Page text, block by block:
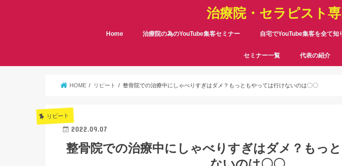
治療院・セラピスト
Home 治療院の為のYouTube集客セミナー 自宅でYouTube集客を全て知
セミナー一覧 代表の紹介
HOME リピート 整骨院での治療中にしゃべりすぎはダメ？もっともやっては行けないのは〇〇
リピート
2022.09.07
整骨院での治療中にしゃべりすぎはダメ？もっ